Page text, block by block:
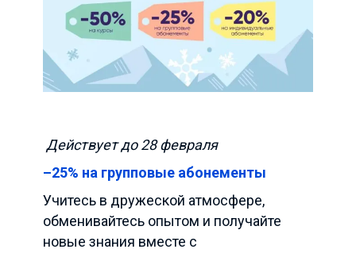
Действует до 28 февраля
–25% на групповые абонементы
Учитесь в дружеской атмосфере,
обменивайтесь опытом и получайте
новые знания вместе с